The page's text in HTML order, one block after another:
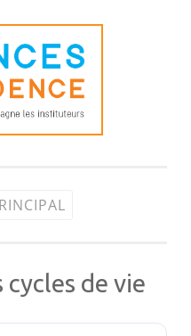
cycles de vie